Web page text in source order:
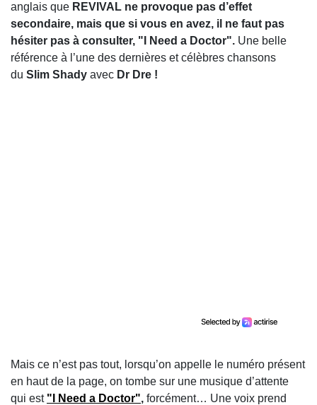
anglais que REVIVAL ne provoque pas d’effet
secondaire, mais que si vous en avez, il ne faut pas
hésiter pas à consulter, "I Need a Doctor". Une belle
référence à l’une des dernières et célèbres chansons
du Slim Shady avec Dr Dre !
Mais ce n’est pas tout, lorsqu’on appelle le numéro présent
en haut de la page, on tombe sur une musique d’attente
qui est "I Need a Doctor", forcément… Une voix prend